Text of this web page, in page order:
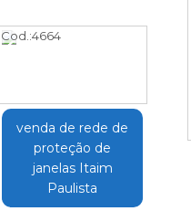
Cod.:4664
venda de rede de
proteção de
janelas Itaim
Paulista